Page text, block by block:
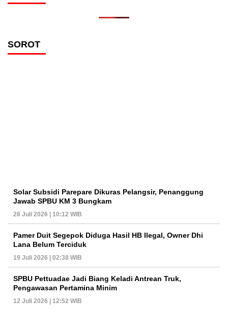
SOROT
Solar Subsidi Parepare Dikuras Pelangsir, Penanggung
Jawab SPBU KM 3 Bungkam
28 Juli 2026 | 10:12 WIB
Pamer Duit Segepok Diduga Hasil HB Ilegal, Owner Dhi
Lana Belum Terciduk
19 Juli 2026 | 02:38 WIB
SPBU Pettuadae Jadi Biang Keladi Antrean Truk,
Pengawasan Pertamina Minim
12 Juli 2026 | 12:52 WIB